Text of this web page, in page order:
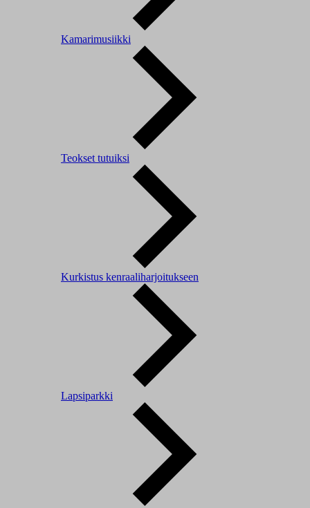
Kamarimusiikki
Teokset tutuiksi
Kurkistus kenraaliharjoitukseen
Lapsiparkki